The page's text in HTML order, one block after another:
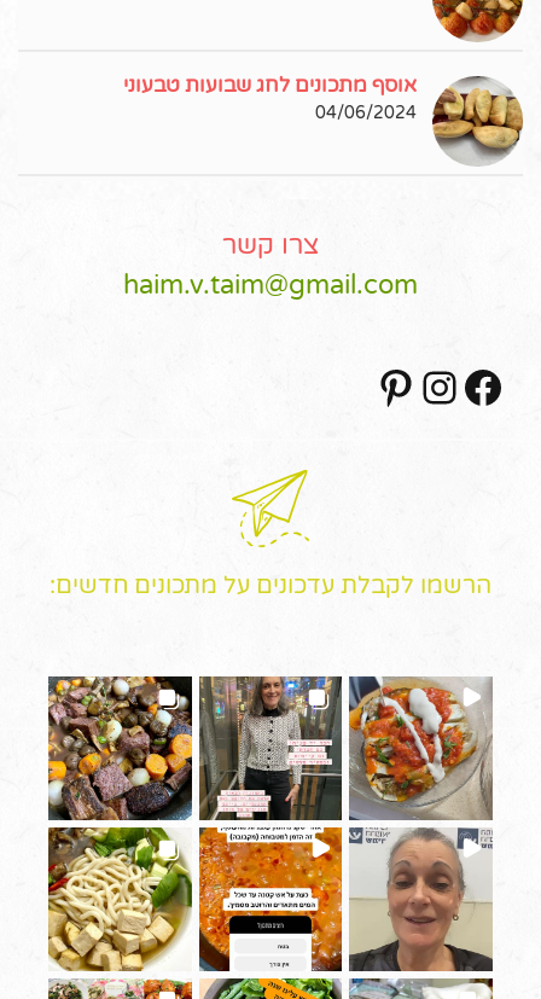
אוסף מתכונים לחג שבועות טבעוני
04/06/2024
צרו קשר
haim.v.taim@gmail.com
Facebook
Instagram
הרשמו לקבלת עדכונים על מתכונים חדשים: